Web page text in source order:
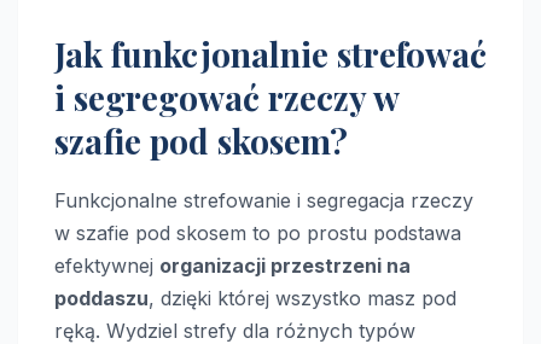
Jak funkcjonalnie strefować
i segregować rzeczy w
szafie pod skosem?
Funkcjonalne strefowanie i segregacja rzeczy
w szafie pod skosem to po prostu podstawa
efektywnej organizacji przestrzeni na
poddaszu, dzięki której wszystko masz pod
ręką. Wydziel strefy dla różnych typów